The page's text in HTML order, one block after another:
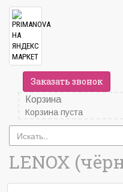
Заказать звонок
Корзина
Корзина пуста
LENOX